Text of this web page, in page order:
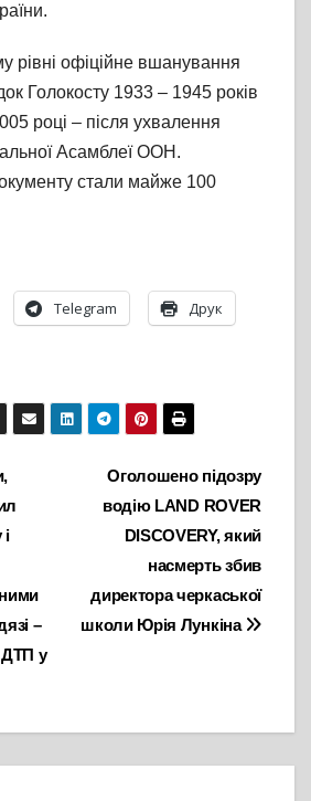
рівні офіційне вшанування
Голокосту 1933 – 1945 років
році – після ухвалення
Асамблеї ООН.
стали майже 100
Telegram Друк
Оголошено підозру
водію LAND ROVER
DISCOVERY, який
насмерть збив
директора черкаської
школи Юрія Лункіна
–
ДТП у